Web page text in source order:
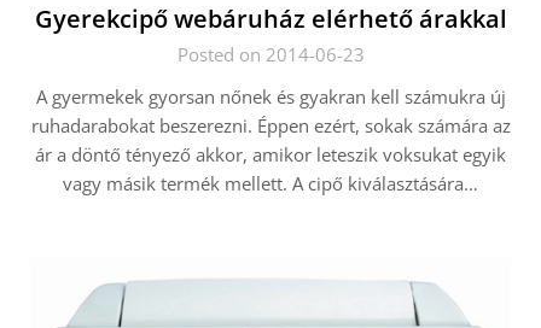
Gyerekcipő webáruház elérhető árakkal
Posted on 2014-06-23
A gyermekek gyorsan nőnek és gyakran kell számukra új
ruhadarabokat beszerezni. Éppen ezért, sokak számára az
ár a döntő tényező akkor, amikor leteszik voksukat egyik
vagy másik termék mellett. A cipő kiválasztására…